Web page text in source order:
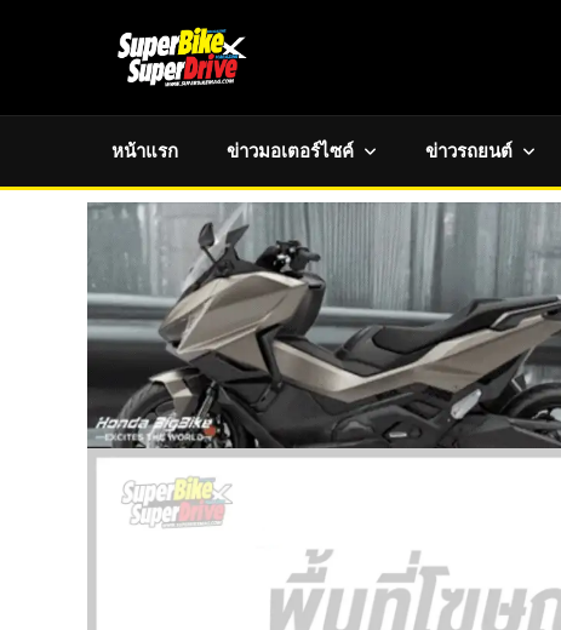
หน้าแรก ข่าวมอเตอร์ไซค์ ข่าวรถยนต์